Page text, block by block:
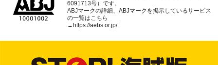
6091713号）です。
ABJマークの詳細、ABJマークを掲示しているサービス
の一覧はこちら
→https://aebs.or.jp/